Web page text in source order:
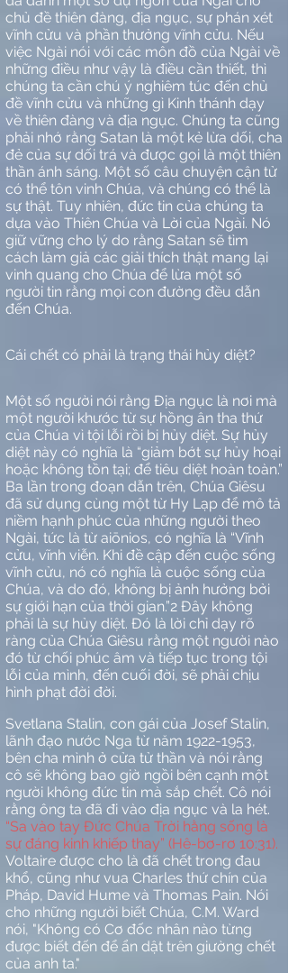
chủ đề thiên đàng, địa ngục, sự phán xét
vĩnh cửu và phần thưởng vĩnh cửu. Nếu
việc Ngài nói với các môn đồ của Ngài về
những điều như vậy là điều cần thiết, thì
chúng ta cần chú ý nghiêm túc đến chủ
đề vĩnh cửu và những gì Kinh thánh dạy
về thiên đàng và địa ngục. Chúng ta cũng
phải nhớ rằng Satan là một kẻ lừa dối, cha
đẻ của sự dối trá và được gọi là một thiên
thần ánh sáng. Một số câu chuyện cận tử
có thể tôn vinh Chúa, và chúng có thể là
sự thật. Tuy nhiên, đức tin của chúng ta
dựa vào Thiên Chúa và Lời của Ngài. Nó
giữ vững cho lý do rằng Satan sẽ tìm
cách làm giả các giải thích thật mang lại
vinh quang cho Chúa để lừa một số
người tin rằng mọi con đường đều dẫn
đến Chúa.
Cái chết có phải là trạng thái hủy diệt?
Một số người nói rằng Địa ngục là nơi mà
một người khước từ sự hồng ân tha thứ
của Chúa vì tội lỗi rồi bị hủy diệt. Sự hủy
diệt này có nghĩa là “giảm bớt sự hủy hoại
hoặc không tồn tại; để tiêu diệt hoàn toàn.”
Ba lần trong đoạn dẫn trên, Chúa Giêsu
đã sử dụng cùng một từ Hy Lạp để mô tả
niềm hạnh phúc của những người theo
Ngài, tức là từ aiōnios, có nghĩa là “Vĩnh
cửu, vĩnh viễn. Khi đề cập đến cuộc sống
vĩnh cửu, nó có nghĩa là cuộc sống của
Chúa, và do đó, không bị ảnh hưởng bởi
sự giới hạn của thời gian.”2 Đây không
phải là sự hủy diệt. Đó là lời chỉ dạy rõ
ràng của Chúa Giêsu rằng một người nào
đó từ chối phúc âm và tiếp tục trong tội
lỗi của mình, đến cuối đời, sẽ phải chịu
hình phạt đời đời.
Svetlana Stalin, con gái của Josef Stalin,
lãnh đạo nước Nga từ năm 1922-1953,
bên cha mình ở cửa tử thần và nói rằng
cô sẽ không bao giờ ngồi bên cạnh một
người không đức tin mà sắp chết. Cô nói
rằng ông ta đã đi vào địa ngục và la hét.
“Sa vào tay Đức Chúa Trời hằng sống là
sự đáng kinh khiếp thay” (Hê-bơ-rơ 10:31).
Voltaire được cho là đã chết trong đau
khổ, cũng như vua Charles thứ chín của
Pháp, David Hume và Thomas Pain. Nói
cho những người biết Chúa, C.M. Ward
nói, "Không có Cơ đốc nhân nào từng
được biết đến để ẩn dật trên giường chết
của anh ta."